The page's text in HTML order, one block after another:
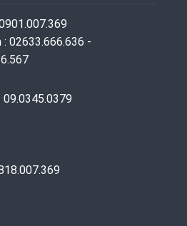
: 02633.666.636 -
09.0345.0379